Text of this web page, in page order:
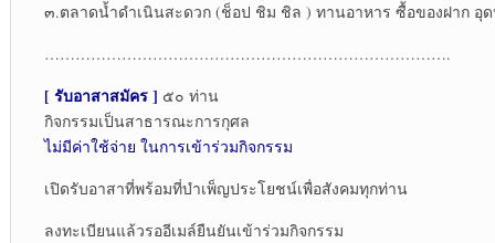
๓.ตลาดน้ำดำเนินสะดวก (ช็อป ชิม ชิล ) ทานอาหาร ซื้อของฝาก
…………………………………………………………………….
[ รับอาสาสมัคร ] ๕๐ ท่าน
กิจกรรมเป็นสาธารณะการกุศล
ไม่มีค่าใช้จ่าย ในการเข้าร่วมกิจกรรม
เปิดรับอาสาที่พร้อมที่บำเพ็ญประโยชน์เพื่อสังคมทุกท่าน
ลงทะเบียนแล้วรออีเมล์ยืนยันเข้าร่วมกิจกรรม